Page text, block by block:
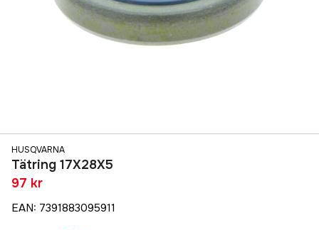
HUSQVARNA
Tätring 17X28X5
97 kr
EAN: 7391883095911